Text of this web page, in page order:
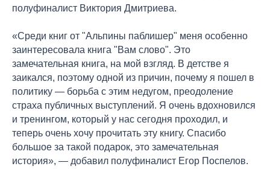
полуфиналист Виктория Дмитриева.
«Среди книг от "Альпины паблишер" меня особенно
заинтересовала книга "Вам слово". Это
замечательная книга, на мой взгляд. В детстве я
заикался, поэтому одной из причин, почему я пошел в
политику — борьба с этим недугом, преодоление
страха публичных выступлений. Я очень вдохновился
и тренингом, который у нас сегодня проходил, и
теперь очень хочу прочитать эту книгу. Спасибо
большое за такой подарок, это замечательная
история», — добавил полуфиналист Егор Поспелов.